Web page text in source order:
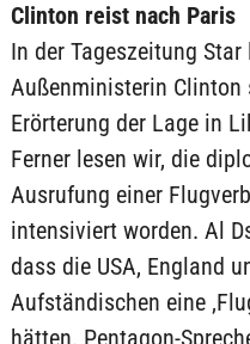
Clinton reist nach Paris
In der Tageszeitung Star
Außenministerin Clinton
Erörterung der Lage in
Ferner lesen wir, die
Ausrufung einer
intensiviert worden. Al
dass die USA, England
Aufständischen eine
hätten. Pentagon-